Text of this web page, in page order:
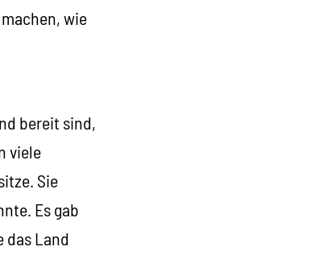
wie
bereit sind,
viele
Sie
Es gab
das Land